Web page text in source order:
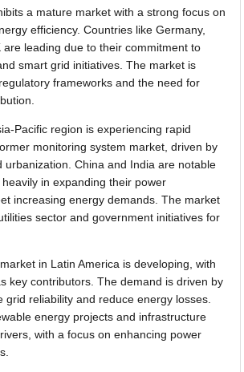
a mature market with a strong focus on
efficiency. Countries like Germany,
are leading due to their commitment to
smart grid initiatives. The market is
frameworks and the need for
Pacific region is experiencing rapid
monitoring system market, driven by
urbanization. China and India are notable
in expanding their power
increasing energy demands. The market
sector and government initiatives for
in Latin America is developing, with
key contributors. The demand is driven by
grid reliability and reduce energy losses.
energy projects and infrastructure
with a focus on enhancing power